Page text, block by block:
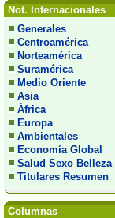
Not. Internacionales
Generales
Centroamérica
Norteamérica
Suramérica
Medio Oriente
Asia
África
Europa
Ambientales
Economía Global
Salud Sexo Belleza
Titulares Resumen
Columnas